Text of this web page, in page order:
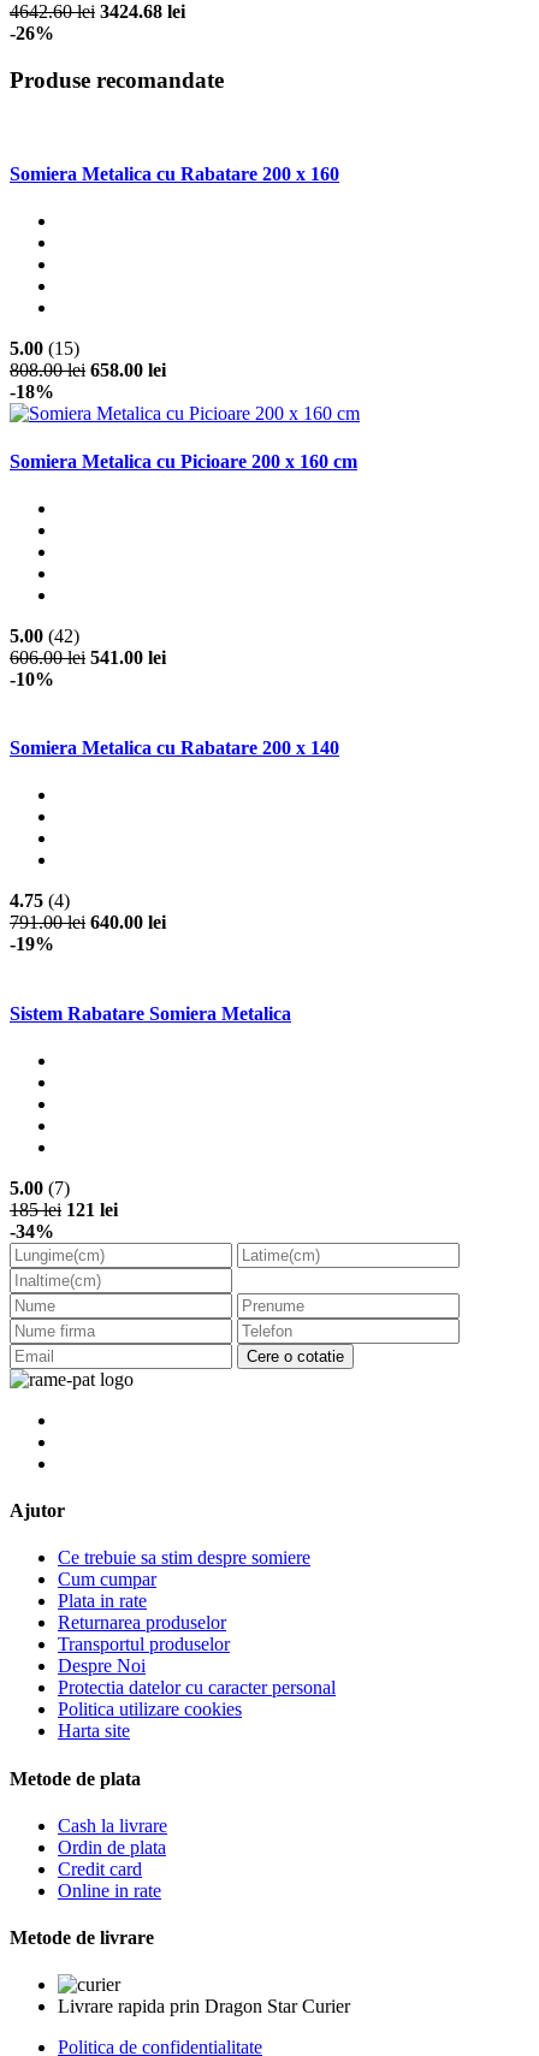
4642.60 lei 3424.68 lei
-26%
Produse recomandate
Somiera Metalica cu Rabatare 200 x 160
5.00 (15)
808.00 lei 658.00 lei
-18%
Somiera Metalica cu Picioare 200 x 160 cm
5.00 (42)
606.00 lei 541.00 lei
-10%
Somiera Metalica cu Rabatare 200 x 140
4.75 (4)
791.00 lei 640.00 lei
-19%
Sistem Rabatare Somiera Metalica
5.00 (7)
185 lei 121 lei
-34%
Cere o cotatie
Ajutor
Ce trebuie sa stim despre somiere
Cum cumpar
Plata in rate
Returnarea produselor
Transportul produselor
Despre Noi
Protectia datelor cu caracter personal
Politica utilizare cookies
Harta site
Metode de plata
Cash la livrare
Ordin de plata
Credit card
Online in rate
Metode de livrare
Livrare rapida prin Dragon Star Curier
Politica de confidentialitate